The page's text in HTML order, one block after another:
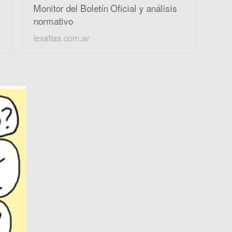
Monitor del Boletín Oficial y análisis
normativo
lexatlas.com.ar